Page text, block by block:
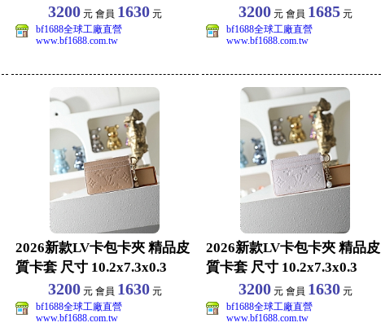
3200元 會員 1630元
bf1688全球工廠直營
www.bf1688.com.tw
3200元 會員 1685元
bf1688全球工廠直營
www.bf1688.com.tw
2026新款LV卡包卡夾 精品皮
質卡套 尺寸 10.2x7.3x0.3
3200元 會員 1630元
bf1688全球工廠直營
www.bf1688.com.tw
2026新款LV卡包卡夾 精品皮
質卡套 尺寸 10.2x7.3x0.3
3200元 會員 1630元
bf1688全球工廠直營
www.bf1688.com.tw